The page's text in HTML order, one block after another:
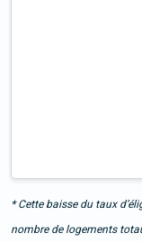
* Cette baisse du taux
nombre de logements